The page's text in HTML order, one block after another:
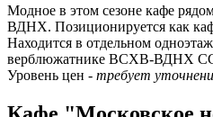
Модное в этом сезоне кафе
ВДНХ. Позиционируется как
Находится в отдельном
верблюжатнике ВСХВ-ВДНХ
Уровень цен - требует